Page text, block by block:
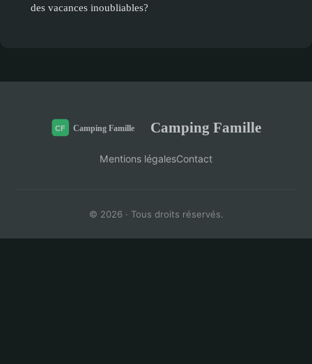
des vacances inoubliables?
Camping Famille
Mentions légalesContact
© 2026 · Tous droits réservés.